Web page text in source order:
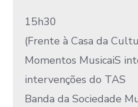
15h30
(Frente à Casa da
Momentos MusicaiS
intervenções do TAS
Banda da Sociedade